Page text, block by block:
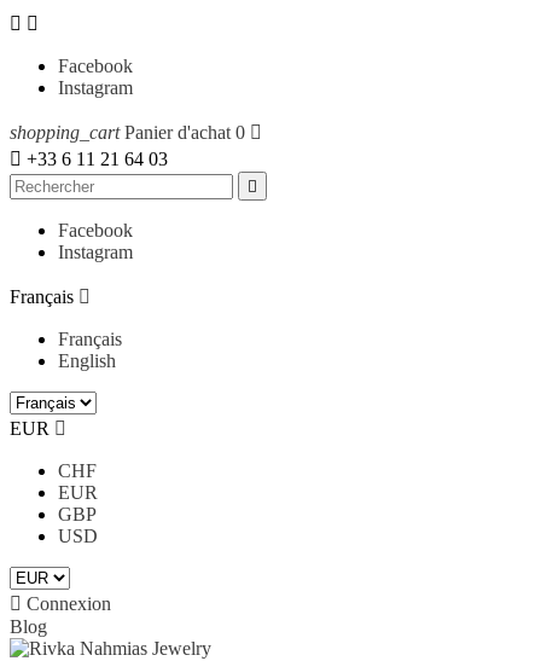
 
Facebook
Instagram
shopping_cart Panier d'achat 0 
 +33 6 11 21 64 03

Facebook
Instagram
Français 
Français
English
EUR 
CHF
EUR
GBP
USD
 Connexion
Blog